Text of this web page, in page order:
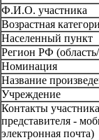
Ф.И.О. участника
Возрастная
Населенный пункт
Регион РФ
Номинация
Название
Учреждение
Контакты
представителя -
электронная почта)